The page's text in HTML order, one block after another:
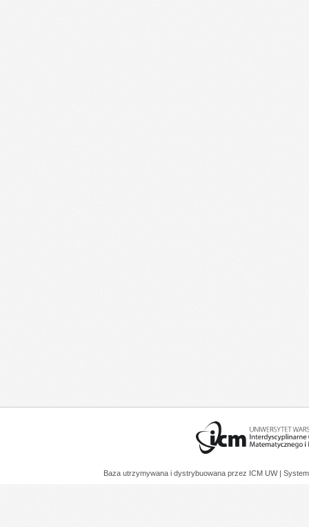
Baza utrzymywana i dystrybuowana przez ICM UW |